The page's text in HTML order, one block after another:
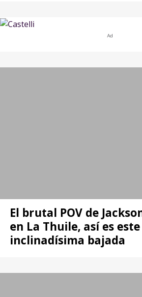
Ad
El brutal POV de
en La Thuile, así es este
inclinadísima bajada